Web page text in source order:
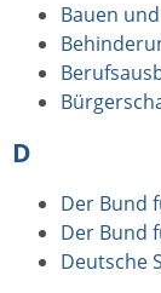
Bauen
D
Der Bund
Der Bund
Deutsche